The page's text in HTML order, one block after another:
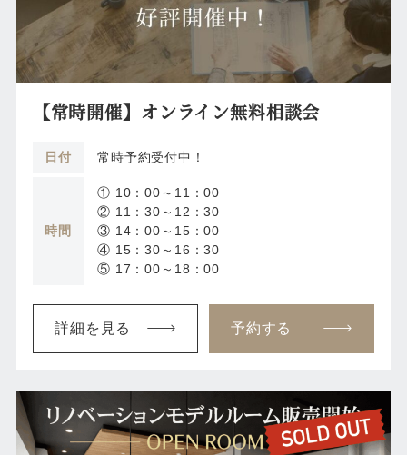
【常時開催】オンライン無料相談会
日付 常時予約受付中！
時間
① 10：00～11：00
② 11：30～12：30
③ 14：00～15：00
④ 15：30～16：30
⑤ 17：00～18：00
詳細を見る 予約する